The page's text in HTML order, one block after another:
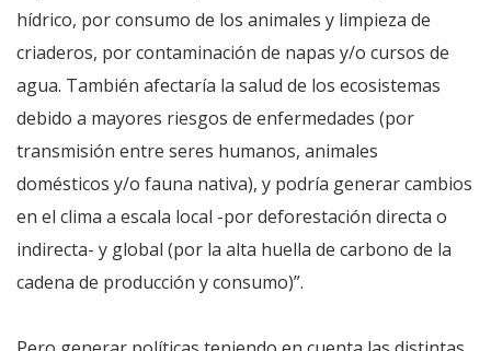
hídrico, por consumo de los animales y limpieza de
criaderos, por contaminación de napas y/o cursos de
agua. También afectaría la salud de los ecosistemas
debido a mayores riesgos de enfermedades (por
transmisión entre seres humanos, animales
domésticos y/o fauna nativa), y podría generar cambios
en el clima a escala local -por deforestación directa o
indirecta- y global (por la alta huella de carbono de la
cadena de producción y consumo)”.